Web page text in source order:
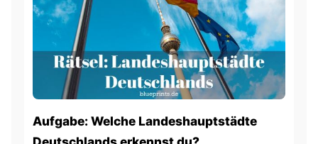
Aufgabe: Welche Landeshauptstädte